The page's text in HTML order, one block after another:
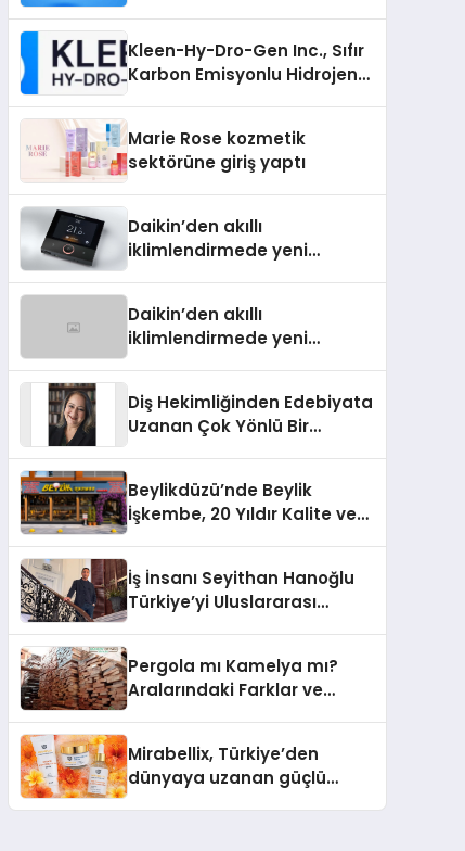
Kleen-Hy-Dro-Gen Inc., Sıfır
Karbon Emisyonlu Hidrojen
Aldı
Marie Rose kozmetik
sektörüne giriş yaptı
Daikin’den akıllı
iklimlendirmede yeni
Daikin’den akıllı
iklimlendirmede yeni
Diş Hekimliğinden Edebiyata
Uzanan Çok Yönlü Bir
Beylikdüzü’nde Beylik
İşkembe, 20 Yıldır Kalite ve
İş İnsanı Seyithan Hanoğlu
Türkiye’yi Uluslararası
Pergola mı Kamelya mı?
Aralarındaki Farklar ve
Mirabellix, Türkiye’den
dünyaya uzanan güçlü